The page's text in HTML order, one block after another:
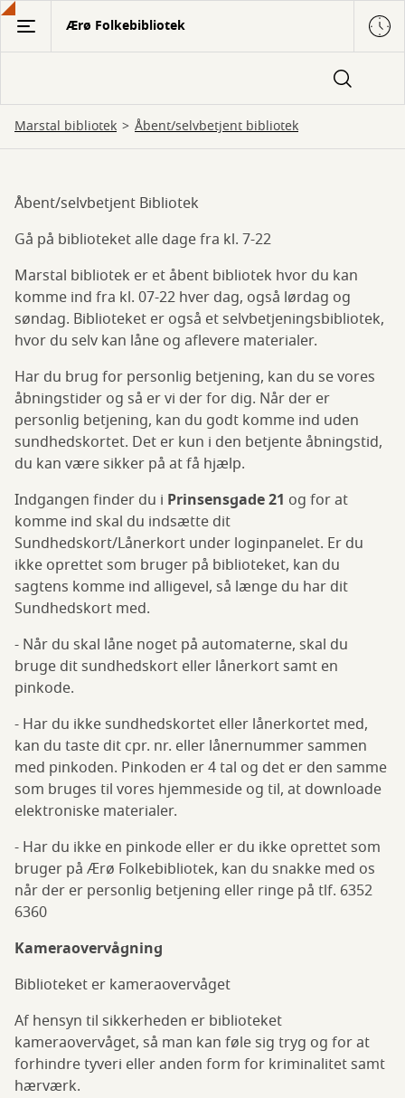
Gå
hovedindhold
Ærø Folkebibliotek
Marstal bibliotek Åbent/selvbetjent bibliotek
Åbent/selvbetjent
bibliotek
Åbent/selvbetjent Bibliotek
Gå på biblioteket alle dage fra kl. 7-22
Marstal bibliotek er et åbent bibliotek hvor du kan
komme ind fra kl. 07-22 hver dag, også lørdag og
søndag. Biblioteket er også et selvbetjeningsbibliotek,
hvor du selv kan låne og aflevere materialer.
Har du brug for personlig betjening, kan du se vores
åbningstider og så er vi der for dig. Når der er
personlig betjening, kan du godt komme ind uden
sundhedskortet. Det er kun i den betjente åbningstid,
du kan være sikker på at få hjælp.
Indgangen finder du i Prinsensgade 21 og for at
komme ind skal du indsætte dit
Sundhedskort/Lånerkort under loginpanelet. Er du
ikke oprettet som bruger på biblioteket, kan du
sagtens komme ind alligevel, så længe du har dit
Sundhedskort med.
- Når du skal låne noget på automaterne, skal du
bruge dit sundhedskort eller lånerkort samt en
pinkode.
- Har du ikke sundhedskortet eller lånerkortet med,
kan du taste dit cpr. nr. eller lånernummer sammen
med pinkoden. Pinkoden er 4 tal og det er den samme
som bruges til vores hjemmeside og til, at downloade
elektroniske materialer.
- Har du ikke en pinkode eller er du ikke oprettet som
bruger på Ærø Folkebibliotek, kan du snakke med os
når der er personlig betjening eller ringe på tlf. 6352
6360
Kameraovervågning
Biblioteket er kameraovervåget
Af hensyn til sikkerheden er biblioteket
kameraovervåget, så man kan føle sig tryg og for at
forhindre tyveri eller anden form for kriminalitet samt
hærværk.